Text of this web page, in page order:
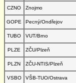
CZNO
Znojmo
GOPE
Pecný/Ondřejov
TUBO
VUT/Brno
PLZE
ZČU/Plzeň
PLZN
ZČU-NTIS/Plzeň
VSBO
VŠB-TUO/Ostrava